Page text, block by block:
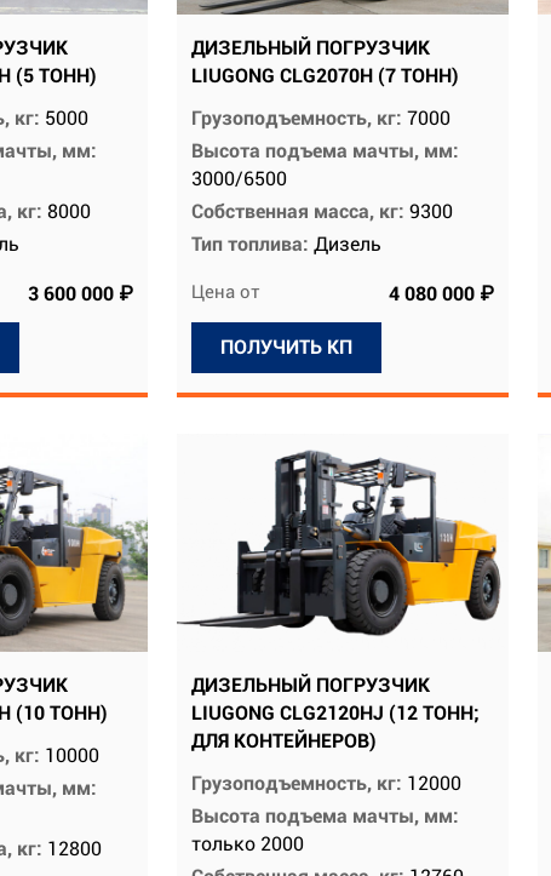
(5 ТОНН)
кг: 5000
мм:
кг: 8000
3 600 000 ₽
ДИЗЕЛЬНЫЙ ПОГРУЗЧИК
LIUGONG CLG2070H (7 ТОНН)
Грузоподъемность, кг: 7000
Высота подъема мачты, мм:
3000/6500
Собственная масса, кг: 9300
Тип топлива: Дизель
Цена от 4 080 000 ₽
ПОЛУЧИТЬ КП
(10 ТОНН)
кг: 10000
мм:
кг: 12800
ДИЗЕЛЬНЫЙ ПОГРУЗЧИК
LIUGONG CLG2120HJ (12 ТОНН;
ДЛЯ КОНТЕЙНЕРОВ)
Грузоподъемность, кг: 12000
Высота подъема мачты, мм:
только 2000